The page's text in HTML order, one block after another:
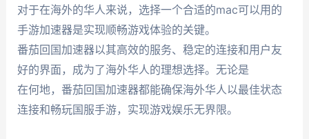
对于在海外的华人来说，选择一个合适的mac可以用的
手游加速器是实现顺畅游戏体验的关键。
番茄回国加速器以其高效的服务、稳定的连接和用户友
好的界面，成为了海外华人的理想选择。无论是
在何地，番茄回国加速器都能确保海外华人以最佳状态
连接和畅玩国服手游，实现游戏娱乐无界限。